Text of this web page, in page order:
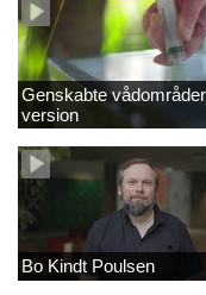
Genskabte
version
Bo Kindt Poulsen